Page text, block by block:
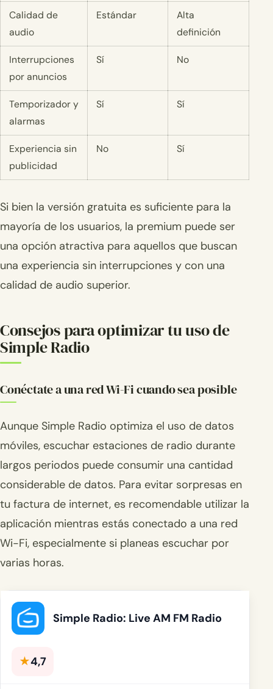
Calidad de
audio
Estándar
Alta
definición
Interrupciones
por anuncios
Sí No
Temporizador y
alarmas
Sí Sí
Experiencia sin
publicidad
No Sí
Si bien la versión gratuita es suficiente para la
mayoría de los usuarios, la premium puede ser
una opción atractiva para aquellos que buscan
una experiencia sin interrupciones y con una
calidad de audio superior.
Consejos para optimizar tu uso de
Simple Radio
Conéctate a una red Wi-Fi cuando sea posible
Aunque Simple Radio optimiza el uso de datos
móviles, escuchar estaciones de radio durante
largos periodos puede consumir una cantidad
considerable de datos. Para evitar sorpresas en
tu factura de internet, es recomendable utilizar la
aplicación mientras estás conectado a una red
Wi-Fi, especialmente si planeas escuchar por
varias horas.
Simple Radio: Live AM FM Radio
★4,7